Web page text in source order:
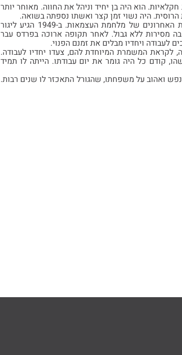
בחוות חקלאיות. הוא היה בן יחיד וניהל את החווה. מאוחר יותר
היה נשוי זמן קצר ואשתו נספתה בשואה.
מרדכי עלה לארץ בשנת 1948 וישר מהאניה גויס לצבא והשתתף בקרבות האחרונים של מלחמת העצמאות. ב-1949 הגיע ליגור
מסירות ללא גבול. לאחר תקופה ארוכה בפרדס עבר
ויחדיו מבלים את זמנם הפנוי.
לקראת המשמרת המיוחדת להם, צעדו יחדיו לעבודה.
קודם כל היה גומר את יום עבודתו. הייתה לו תמיד
ואהוב על משפחתו, שהגורל התאכזר לו שנים רבות.